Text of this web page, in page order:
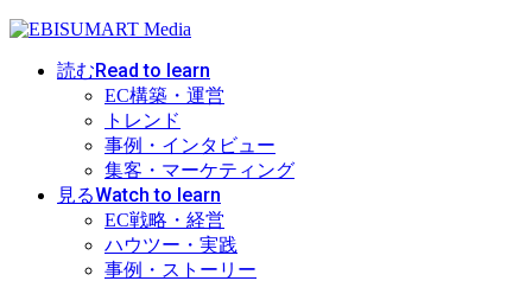
読むRead to learn
EC構築・運営
トレンド
事例・インタビュー
集客・マーケティング
見るWatch to learn
EC戦略・経営
ハウツー・実践
事例・ストーリー